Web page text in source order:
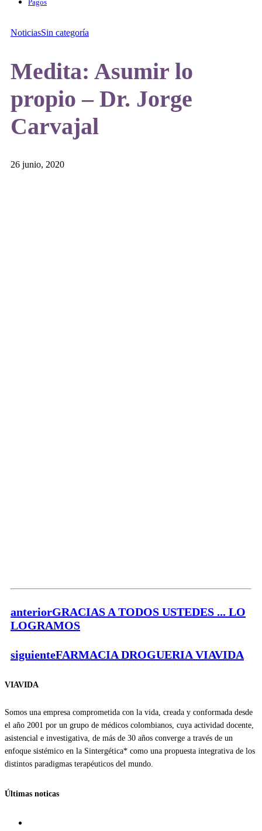
Pagos
NoticiasSin categoría
Medita: Asumir lo
propio – Dr. Jorge
Carvajal
26 junio, 2020
anteriorGRACIAS A TODOS USTEDES ... LO
LOGRAMOS
siguienteFARMACIA DROGUERIA VIAVIDA
VIAVIDA
Somos una empresa comprometida con la vida, creada y conformada desde
el año 2001 por un grupo de médicos colombianos, cuya actividad docente,
asistencial e investigativa, de más de 30 años converge a través de un
enfoque sistémico en la Sintergética* como una propuesta integrativa de los
distintos paradigmas terapéuticos del mundo.
Últimas noticas